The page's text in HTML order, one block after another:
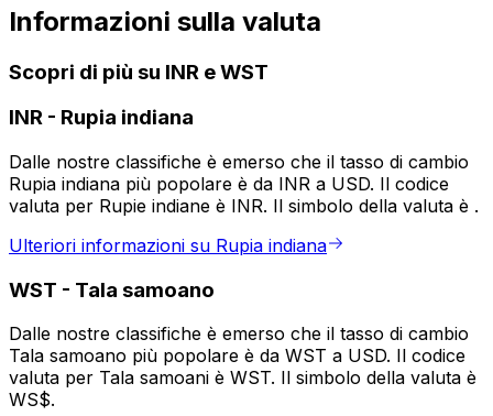
Informazioni sulla valuta
Scopri di più su INR e WST
INR - Rupia indiana
Dalle nostre classifiche è emerso che il tasso di cambio
Rupia indiana più popolare è da INR a USD. Il codice
valuta per Rupie indiane è INR. Il simbolo della valuta è ₹.
Ulteriori informazioni su Rupia indiana
WST - Tala samoano
Dalle nostre classifiche è emerso che il tasso di cambio
Tala samoano più popolare è da WST a USD. Il codice
valuta per Tala samoani è WST. Il simbolo della valuta è
WS$.